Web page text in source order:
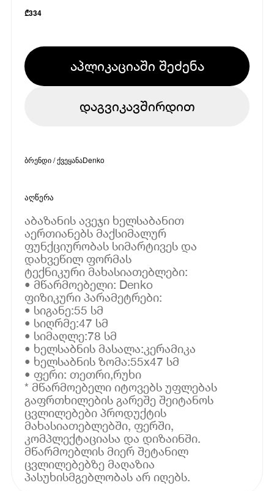
₾334
აპლიკაციაში შეძენა
დაგვიკავშირდით
ბრენდი / ქვეყანაDenko
აღწერა
აბაზანის ავეჯი ხელსაბანით
აერთიანებს მაქსიმალურ
ფუნქციურობას სიმარტივეს და
დახვეწილ ფორმას
ტექნიკური მახასიათებლები:
• მწარმოებელი: Denko
ფიზიკური პარამეტრები:
• სიგანე:55 სმ
• სიღრმე:47 სმ
• სიმაღლე:78 სმ
• ხელსაბნის მასალა:კერამიკა
• ხელსაბნის ზომა:55x47 სმ
• ფერი: თეთრი,რუხი
* მწარმოებელი იტოვებს უფლებას
გაფრთხილების გარეშე შეიტანოს
ცვლილებები პროდუქტის
მახასიათებლებში, ფერში,
კომპლექტაციასა და დიზაინში.
მწარმოებლის მიერ შეტანილ
ცვლილებებზე მაღაზია
პასუხისმგებლობას არ იღებს.